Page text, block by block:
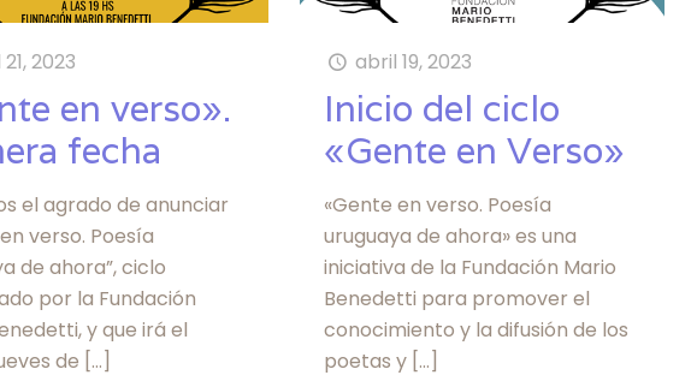
2023
en verso».
fecha
el agrado de anunciar
verso. Poesía
de ahora”, ciclo
por la Fundación
y que irá el
de […]
abril 19, 2023
Inicio del ciclo
«Gente en Verso»
«Gente en verso. Poesía
uruguaya de ahora» es una
iniciativa de la Fundación Mario
Benedetti para promover el
conocimiento y la difusión de los
poetas y[…]